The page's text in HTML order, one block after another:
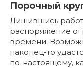
Порочный
Лишившись
распоряжение
времени.
наконец-то
по-настоящему,